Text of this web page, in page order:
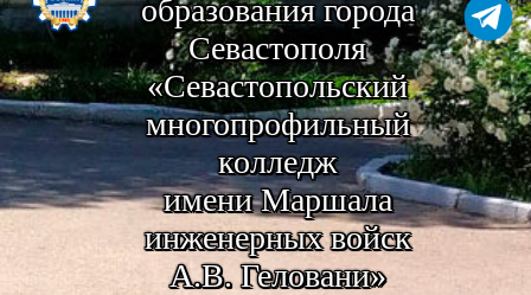
образования города
Севастополя
«Севастопольский
многопрофильный
колледж
имени Маршала
инженерных войск
А.В. Геловани»